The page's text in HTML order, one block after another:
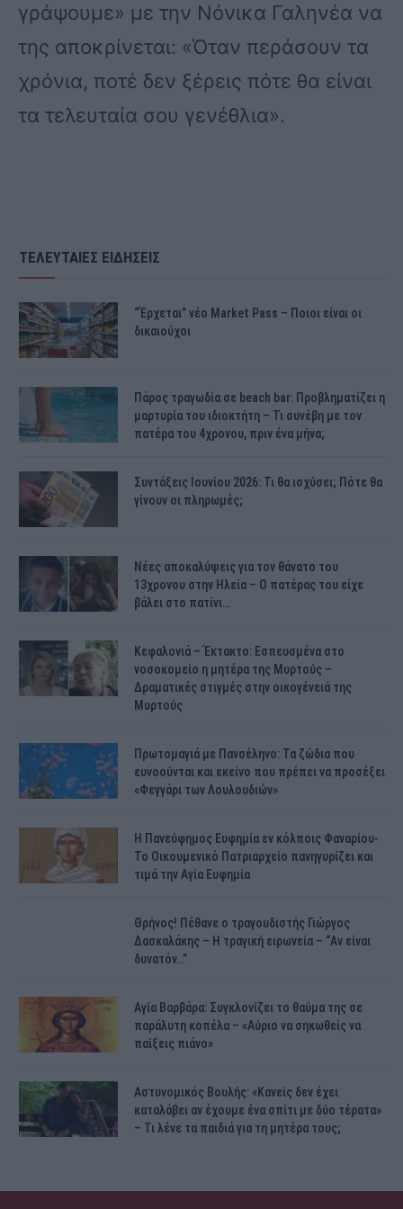
γράψουμε» με την Νόνικα Γαληνέα να
της αποκρίνεται: «Όταν περάσουν τα
χρόνια, ποτέ δεν ξέρεις πότε θα είναι
τα τελευταία σου γενέθλια».
ΤΕΛΕΥΤΑΙΕΣ ΕΙΔΗΣΕΙΣ
“Έρχεται” νέο Market Pass – Ποιοι είναι οι
δικαιούχοι
Πάρος τραγωδία σε beach bar: Προβληματίζει η
μαρτυρία του ιδιοκτήτη – Τι συνέβη με τον
πατέρα του 4χρονου, πριν ένα μήνα;
Συντάξεις Ιουνίου 2026: Τι θα ισχύσει; Πότε θα
γίνουν οι πληρωμές;
Νέες αποκαλύψεις για τον θάνατο του
13χρονου στην Ηλεία – Ο πατέρας του είχε
βάλει στο πατίνι…
Κεφαλονιά – Έκτακτο: Εσπευσμένα στο
νοσοκομείο η μητέρα της Μυρτούς –
Δραματικές στιγμές στην οικογένειά της
Μυρτούς
Πρωτομαγιά με Πανσέληνο: Τα ζώδια που
ευνοούνται και εκείνο που πρέπει να προσέξει
«Φεγγάρι των Λουλουδιών»
H Πανεύφημος Ευφημία εν κόλποις Φαναρίου-
Το Οικουμενικό Πατριαρχείο πανηγυρίζει και
τιμά την Αγία Ευφημία
Θρήνος! Πέθανε ο τραγουδιστής Γιώργος
Δασκαλάκης – Η τραγική ειρωνεία – “Αν είναι
δυνατόν…”
Αγία Βαρβάρα: Συγκλονίζει το θαύμα της σε
παράλυτη κοπέλα – «Αύριο να σηκωθείς να
παίξεις πιάνο»
Αστυνομικός Bουλής: «Κανείς δεν έχει
καταλάβει αν έχουμε ένα σπίτι με δύο τέρατα»
– Τι λένε τα παιδιά για τη μητέρα τους;